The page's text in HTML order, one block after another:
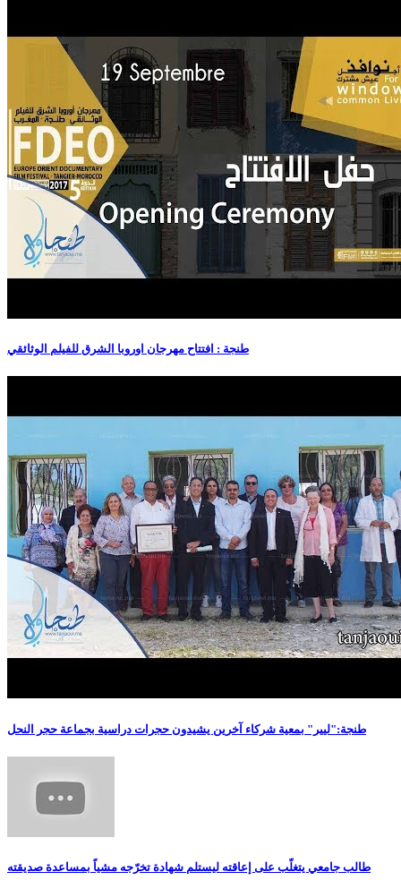
طنجة : افتتاح مهرجان اوروبا الشرق للفيلم الوثائقي
طنجة:"ليير" بمعية شركاء آخرين يشيدون حجرات دراسية بجماعة حجر النحل
طالب جامعي يتغلّب على إعاقته ليستلم شهادة تخرّجه مشياً بمساعدة صديقته